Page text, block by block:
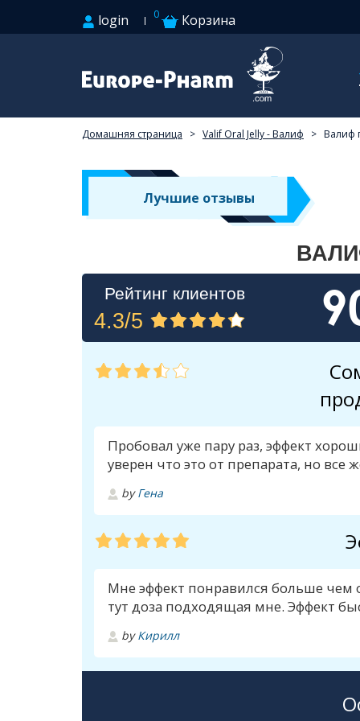
login 0 Корзина
Домашняя страница > Valif Oral Jelly - Валиф >
Лучшие отзывы
Рейтинг клиентов
4.3/5
Пробовал уже пару раз, эффект
уверен что это от препарата, но
byГена
Мне эффект понравился больше
тут доза подходящая мне. Эффект
byКирилл